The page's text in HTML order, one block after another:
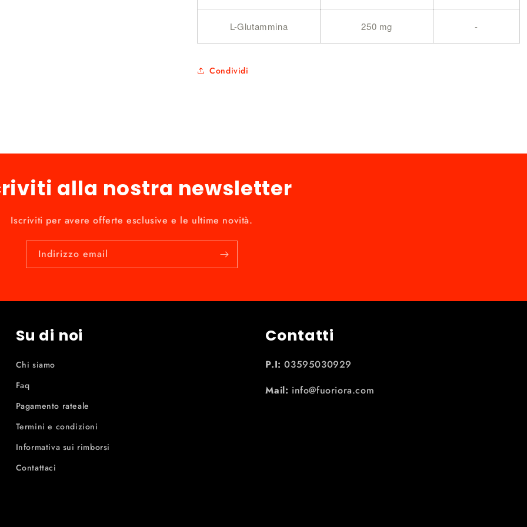
L-Glutammina 250 mg -
Condividi
alla nostra newsletter
Iscriviti per avere offerte esclusive e le ultime novità.
Indirizzo email
Su di noi
Chi siamo
Faq
Pagamento rateale
Termini e condizioni
Informativa sui rimborsi
Contattaci
Contatti
P.I: 03595030929
Mail: info@fuoriora.com